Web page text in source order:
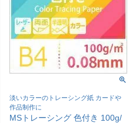
淡いカラーのトレーシング紙 カードや
作品制作に
MSトレーシング 色付き 100g/